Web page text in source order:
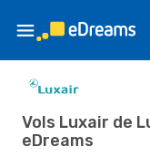
Vols Luxair de
eDreams